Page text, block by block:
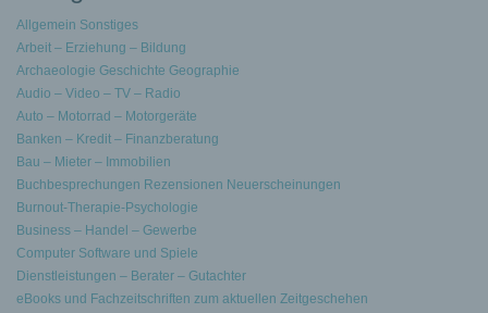
Allgemein Sonstiges
Arbeit – Erziehung – Bildung
Archaeologie Geschichte Geographie
Audio – Video – TV – Radio
Auto – Motorrad – Motorgeräte
Banken – Kredit – Finanzberatung
Bau – Mieter – Immobilien
Buchbesprechungen Rezensionen Neuerscheinungen
Burnout-Therapie-Psychologie
Business – Handel – Gewerbe
Computer Software und Spiele
Dienstleistungen – Berater – Gutachter
eBooks und Fachzeitschriften zum aktuellen Zeitgeschehen